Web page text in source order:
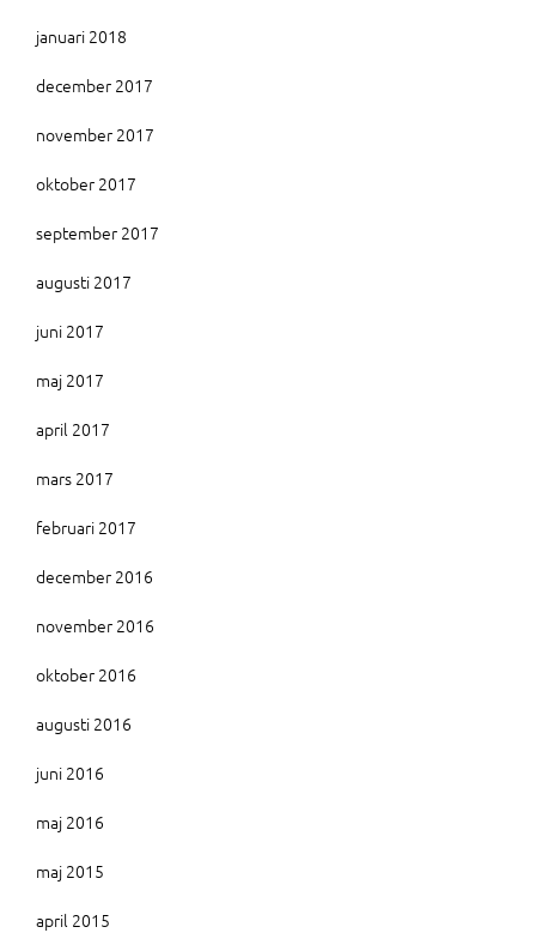
januari 2018
december 2017
november 2017
oktober 2017
september 2017
augusti 2017
juni 2017
maj 2017
april 2017
mars 2017
februari 2017
december 2016
november 2016
oktober 2016
augusti 2016
juni 2016
maj 2016
maj 2015
april 2015